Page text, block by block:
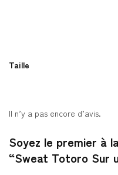
Taille
Il n’y a pas encore d’avis.
Soyez le premier à
“Sweat Totoro Sur